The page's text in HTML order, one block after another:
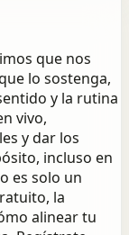
que nos
lo sostenga,
y la rutina
vivo,
y dar los
incluso en
es solo un
la
alinear tu